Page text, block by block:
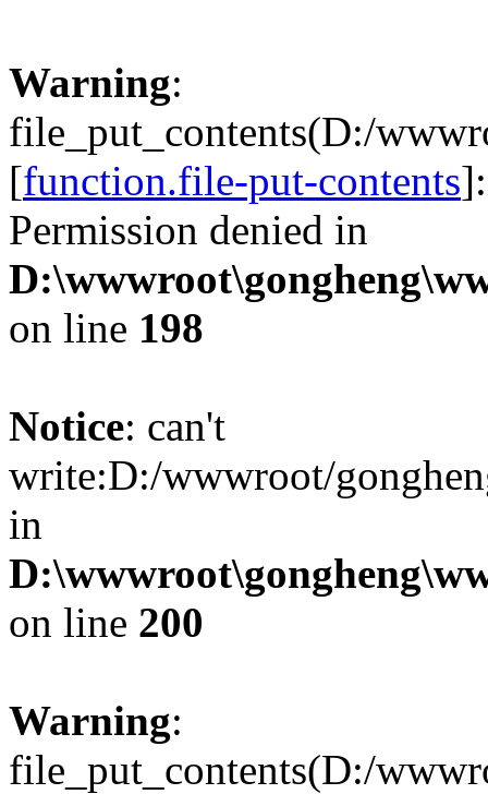
Warning:
file_put_contents(D:/
[function.file-put-contents
Permission denied in
on line 198
Notice: can't
write:D:/wwwroot/
in
on line 200
Warning:
file_put_contents(D:/